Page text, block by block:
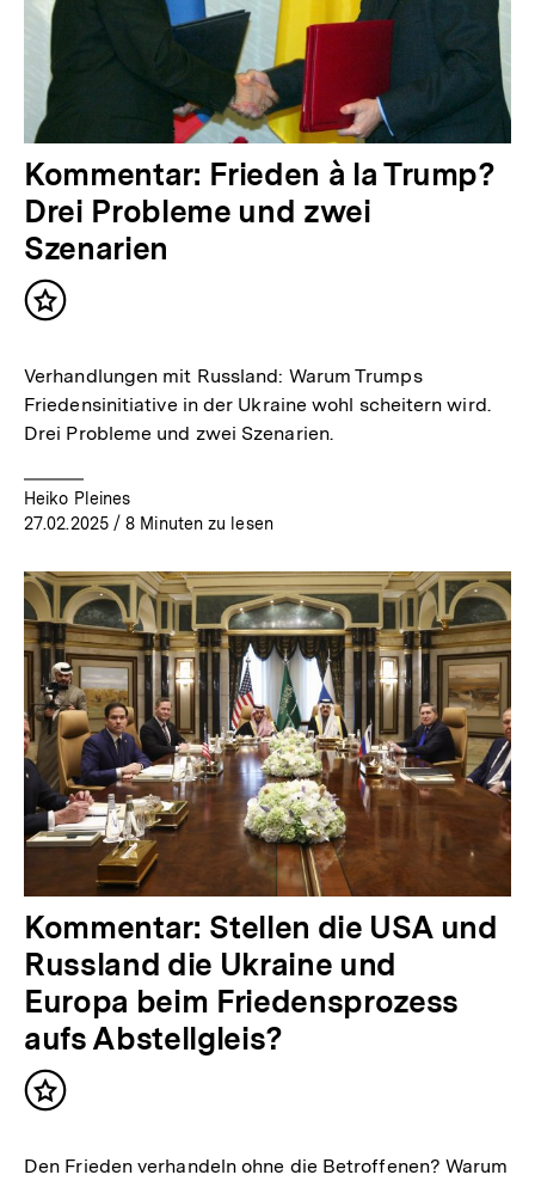
Kommentar: Frieden à la Trump?
Drei Probleme und zwei
Szenarien
Inhalt
Verhandlungen mit Russland: Warum Trumps
Friedensinitiative in der Ukraine wohl scheitern wird.
Drei Probleme und zwei Szenarien.
Heiko Pleines
27.02.2025/ 8 Minuten zu lesen
Kommentar: Stellen die USA und
Russland die Ukraine und
Europa beim Friedensprozess
aufs Abstellgleis?
Inhalt
Den Frieden verhandeln ohne die Betroffenen? Warum